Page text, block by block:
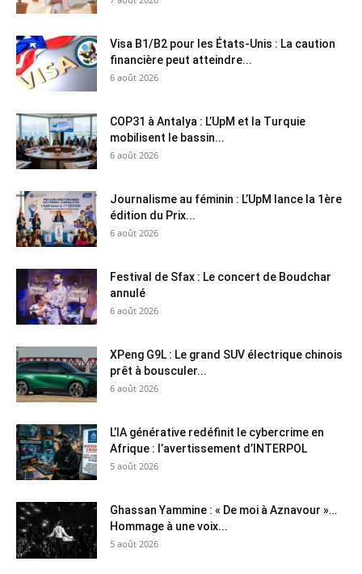
Visa B1/B2 pour les États-Unis : La caution
financière peut atteindre...
6 août 2026
COP31 à Antalya : L’UpM et la Turquie
mobilisent le bassin...
6 août 2026
Journalisme au féminin : L’UpM lance la 1ère
édition du Prix...
6 août 2026
Festival de Sfax : Le concert de Boudchar
annulé
6 août 2026
XPeng G9L : Le grand SUV électrique chinois
prêt à bousculer...
6 août 2026
L’IA générative redéfinit le cybercrime en
Afrique : l’avertissement d’INTERPOL
5 août 2026
Ghassan Yammine : « De moi à Aznavour »…
Hommage à une voix...
5 août 2026